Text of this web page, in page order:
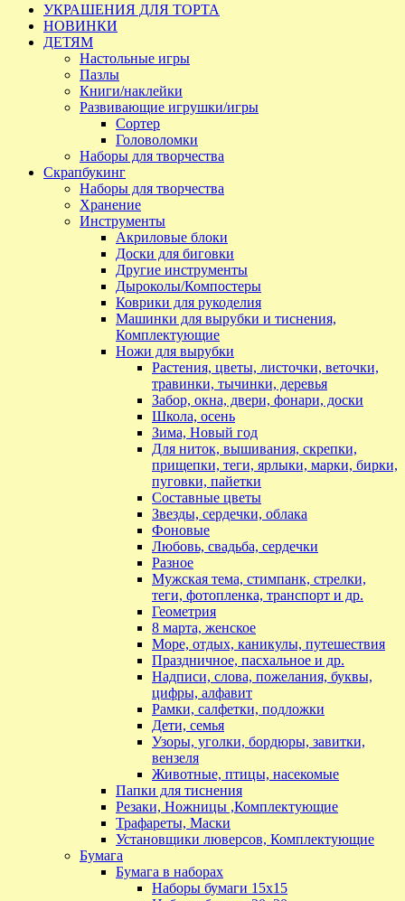
УКРАШЕНИЯ ДЛЯ ТОРТА
НОВИНКИ
ДЕТЯМ
Настольные игры
Пазлы
Книги/наклейки
Развивающие игрушки/игры
Сортер
Головоломки
Наборы для творчества
Скрапбукинг
Наборы для творчества
Хранение
Инструменты
Акриловые блоки
Доски для биговки
Другие инструменты
Дыроколы/Компостеры
Коврики для рукоделия
Машинки для вырубки и тиснения,
Комплектующие
Ножи для вырубки
Растения, цветы, листочки, веточки,
травинки, тычинки, деревья
Забор, окна, двери, фонари, доски
Школа, осень
Зима, Новый год
Для ниток, вышивания, скрепки,
прищепки, теги, ярлыки, марки, бирки,
пуговки, пайетки
Составные цветы
Звезды, сердечки, облака
Фоновые
Любовь, свадьба, сердечки
Разное
Мужская тема, стимпанк, стрелки,
теги, фотопленка, транспорт и др.
Геометрия
8 марта, женское
Море, отдых, каникулы, путешествия
Праздничное, пасхальное и др.
Надписи, слова, пожелания, буквы,
цифры, алфавит
Рамки, салфетки, подложки
Дети, семья
Узоры, уголки, бордюры, завитки,
вензеля
Животные, птицы, насекомые
Папки для тиснения
Резаки, Ножницы ,Комплектующие
Трафареты, Маски
Установщики люверсов, Комплектующие
Бумага
Бумага в наборах
Наборы бумаги 15х15